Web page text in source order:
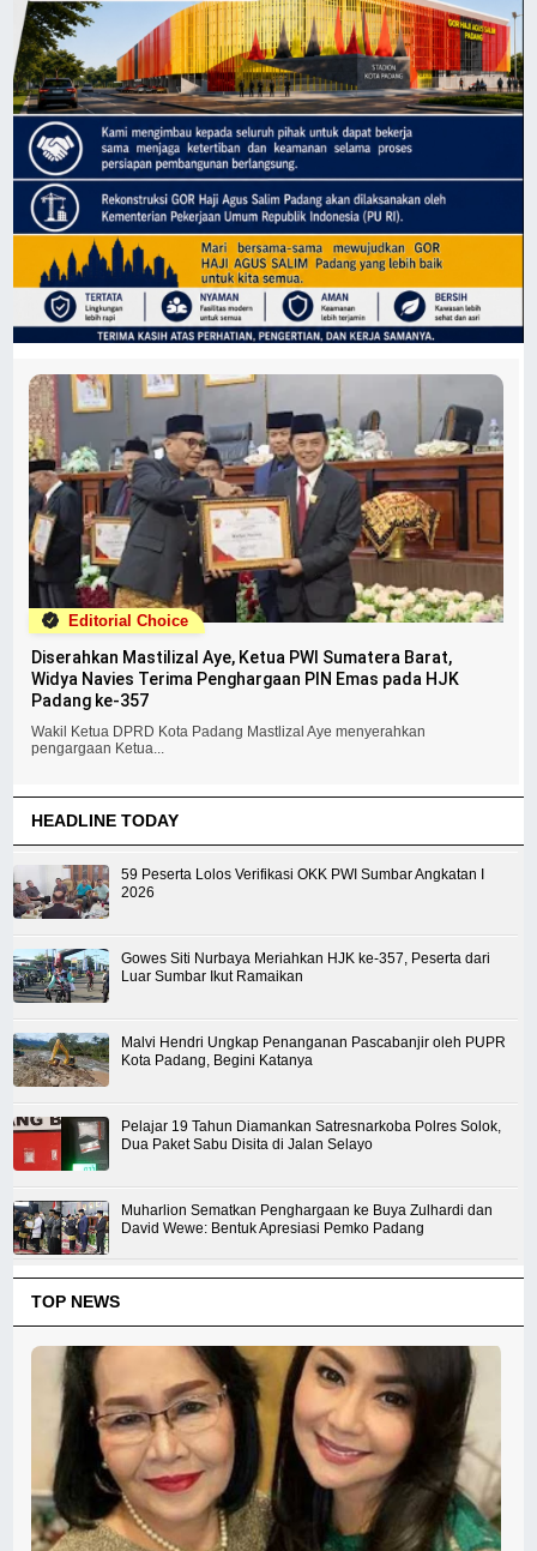
Editorial Choice
Diserahkan Mastilizal Aye, Ketua PWI Sumatera Barat,
Widya Navies Terima Penghargaan PIN Emas pada HJK
Padang ke-357
Wakil Ketua DPRD Kota Padang Mastlizal Aye menyerahkan
pengargaan Ketua...
HEADLINE TODAY
59 Peserta Lolos Verifikasi OKK PWI Sumbar Angkatan I
2026
Gowes Siti Nurbaya Meriahkan HJK ke-357, Peserta dari
Luar Sumbar Ikut Ramaikan
Malvi Hendri Ungkap Penanganan Pascabanjir oleh PUPR
Kota Padang, Begini Katanya
Pelajar 19 Tahun Diamankan Satresnarkoba Polres Solok,
Dua Paket Sabu Disita di Jalan Selayo
Muharlion Sematkan Penghargaan ke Buya Zulhardi dan
David Wewe: Bentuk Apresiasi Pemko Padang
TOP NEWS